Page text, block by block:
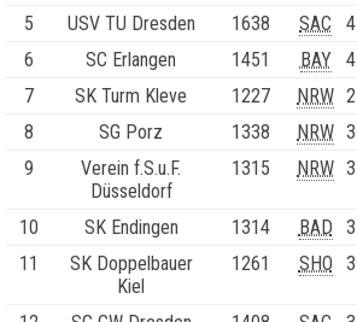
5
USV TU Dresden 1638 SAC 4
6
SC Erlangen 1451 BAY 4
7
SK Turm Kleve 1227 NRW 2
8
SG Porz 1338 NRW 3
9
Verein f.S.u.F.
Düsseldorf
1315 NRW 3
10 SK Endingen 1314 BAD 3
11
SK Doppelbauer
Kiel
1261 SHO 3